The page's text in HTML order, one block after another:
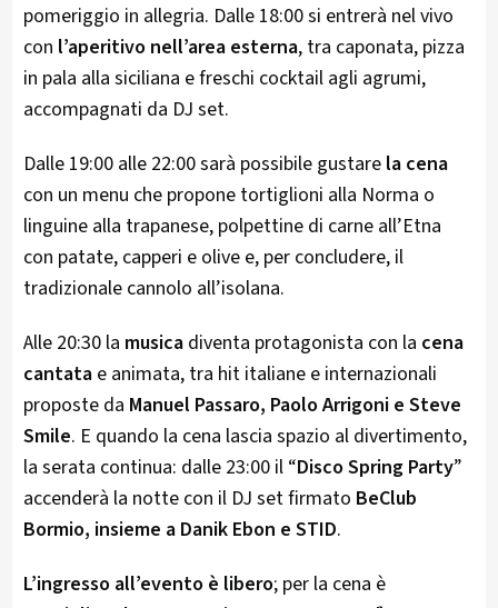
pomeriggio in allegria. Dalle 18:00 si entrerà nel vivo
con l’aperitivo nell’area esterna, tra caponata, pizza
in pala alla siciliana e freschi cocktail agli agrumi,
accompagnati da DJ set.
Dalle 19:00 alle 22:00 sarà possibile gustare la cena
con un menu che propone tortiglioni alla Norma o
linguine alla trapanese, polpettine di carne all’Etna
con patate, capperi e olive e, per concludere, il
tradizionale cannolo all’isolana.
Alle 20:30 la musica diventa protagonista con la cena
cantata e animata, tra hit italiane e internazionali
proposte da Manuel Passaro, Paolo Arrigoni e Steve
Smile. E quando la cena lascia spazio al divertimento,
la serata continua: dalle 23:00 il “Disco Spring Party”
accenderà la notte con il DJ set firmato BeClub
Bormio, insieme a Danik Ebon e STID.
L’ingresso all’evento è libero; per la cena è